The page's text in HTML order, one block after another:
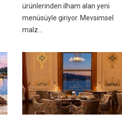
ürünlerinden ilham alan yeni
menüsüyle giriyor. Mevsimsel
malz...